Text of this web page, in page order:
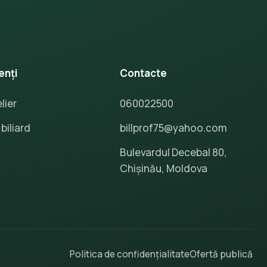
Contacte
060022500
billprof75@yahoo.com
Bulevardul Decebal 80,
Chișinău, Moldova
Politica de confidențialitateOfertă publică